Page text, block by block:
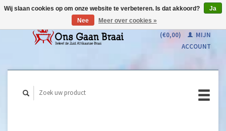
(€0,00)
MIJN
ACCOUNT
Wij slaan cookies op om onze website te verbeteren. Is dat akkoord?
Ja
Nee
Meer over cookies »